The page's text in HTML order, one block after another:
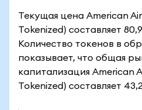
Текущая цена American
Tokenized) составляет
Количество токенов в
показывает, что общая
капитализация American
Tokenized) составляет